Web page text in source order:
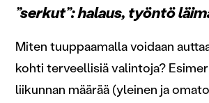
”serkut”: halaus, työntö
Miten tuuppaamalla voidaan
kohti terveellisiä valintoja?​
liikunnan määrää (yleinen ja